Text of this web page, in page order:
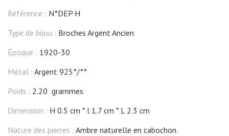
Référence : N°DEP H
Type de bijou : Broches Argent Ancien
Époque : 1920-30
Métal : Argent 925°/°°
Poids : 2.20 grammes
Dimension : H 0.5 cm l 1.7 cm
L 2.3 cm
Nature des pierres : Ambre naturelle en cabochon.